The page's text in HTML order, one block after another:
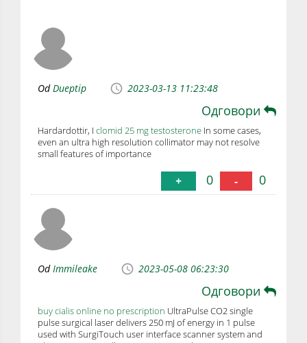
OdDueptip 2023-03-13 11:23:48
Одговори
Hardardottir, I clomid 25 mg testosterone In some cases,
even an ultra high resolution collimator may not resolve
small features of importance
+ 0 - 0
OdImmileake 2023-05-08 06:23:30
Одговори
buy cialis online no prescription UltraPulse CO2 single
pulse surgical laser delivers 250 mJ of energy in 1 pulse
used with SurgiTouch user interface scanner system and